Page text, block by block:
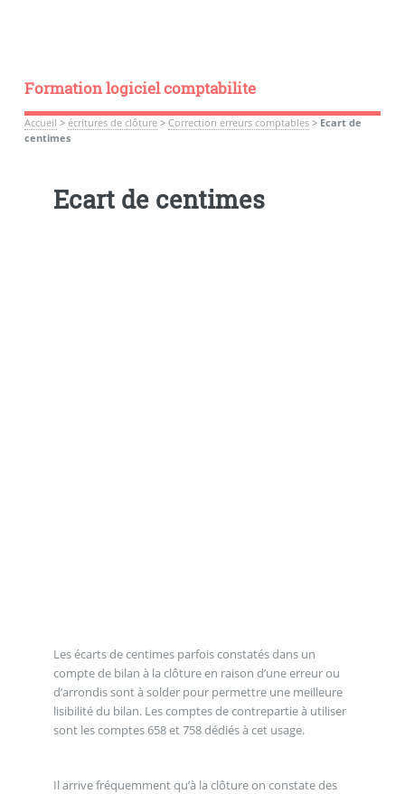
Formation logiciel comptabilite
Accueil > écritures de clôture> Correction erreurs comptables> Ecart de
centimes
Ecart de centimes
Les écarts de centimes parfois constatés dans un
compte de bilan à la clôture en raison d’une erreur ou
d’arrondis sont à solder pour permettre une meilleure
lisibilité du bilan. Les comptes de contrepartie à utiliser
sont les comptes 658 et 758 dédiés à cet usage.
Il arrive fréquemment qu’à la clôture on constate des